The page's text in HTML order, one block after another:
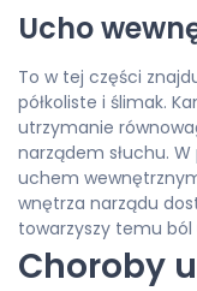
Ucho
To w tej części
półkoliste i ślimak.
utrzymanie
narządem słuchu.
uchem
wnętrza narządu
towarzyszy temu ból
Choroby